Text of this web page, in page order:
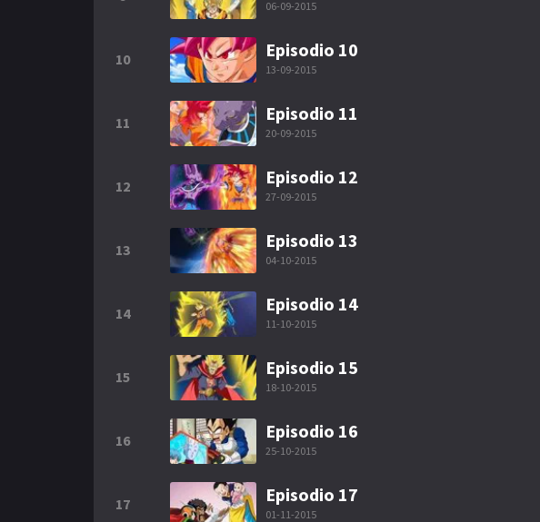
06-09-2015
10 Episodio 10
13-09-2015
11 Episodio 11
20-09-2015
12 Episodio 12
27-09-2015
13 Episodio 13
04-10-2015
14 Episodio 14
11-10-2015
15 Episodio 15
18-10-2015
16 Episodio 16
25-10-2015
17 Episodio 17
01-11-2015